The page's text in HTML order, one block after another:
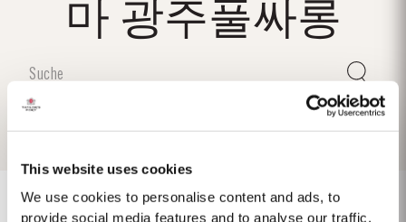
This website uses cookies
We use cookies to personalise content and ads, to
provide social media features and to analyse our traffic.
마 광주풀싸롱